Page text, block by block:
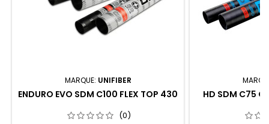
MARQUE: UNIFIBER
ENDURO EVO SDM C100 FLEX TOP 430
(0)
HD SDM C75